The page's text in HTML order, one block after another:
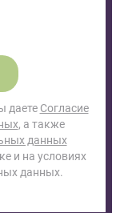
даете Согласие
, а также
данных
и на условиях
данных.